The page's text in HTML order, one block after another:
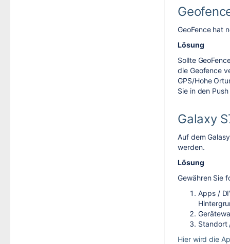
GeoFence hat
Lösung
Sollte
die Geofence
GPS/Hohe
Sie in den
Galaxy
Auf dem
werden.
Lösung
Gewähren Sie
Apps /
Standort
Hier wird die